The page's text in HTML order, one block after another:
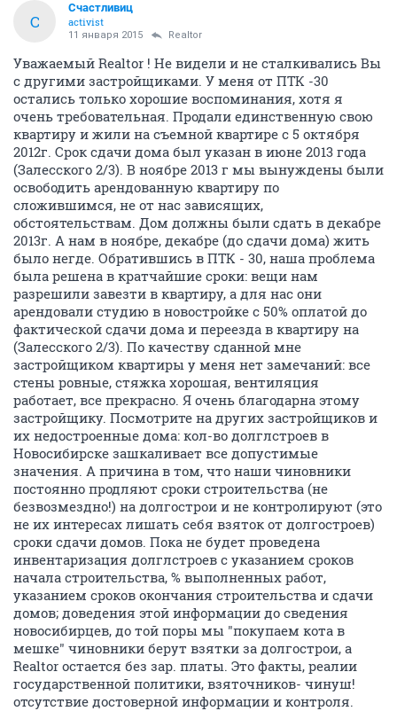
С
Счастливиц
activist
11 января 2015 Realtor
Уважаемый Realtor ! Не видели и не сталкивались Вы
с другими застройщиками. У меня от ПТК -30
остались только хорошие воспоминания, хотя я
очень требовательная. Продали единственную свою
квартиру и жили на съемной квартире с 5 октября
2012г. Срок сдачи дома был указан в июне 2013 года
(Залесского 2/3). В ноябре 2013 г мы вынуждены были
освободить арендованную квартиру по
сложившимся, не от нас зависящих,
обстоятельствам. Дом должны были сдать в декабре
2013г. А нам в ноябре, декабре (до сдачи дома) жить
было негде. Обратившись в ПТК - 30, наша проблема
была решена в кратчайшие сроки: вещи нам
разрешили завезти в квартиру, а для нас они
арендовали студию в новостройке с 50% оплатой до
фактической сдачи дома и переезда в квартиру на
(Залесского 2/3). По качеству сданной мне
застройщиком квартиры у меня нет замечаний: все
стены ровные, стяжка хорошая, вентиляция
работает, все прекрасно. Я очень благодарна этому
застройщику. Посмотрите на других застройщиков и
их недостроенные дома: кол-во долглстроев в
Новосибирске зашкаливает все допустимые
значения. А причина в том, что наши чиновники
постоянно продляют сроки строительства (не
безвозмездно!) на долгострои и не контролируют (это
не их интересах лишать себя взяток от долгостроев)
сроки сдачи домов. Пока не будет проведена
инвентаризация долглстроев с указанием сроков
начала строительства, % выполненных работ,
указанием сроков окончания строительства и сдачи
домов; доведения этой информации до сведения
новосибирцев, до той поры мы "покупаем кота в
мешке" чиновники берут взятки за долгострои, а
Realtor остается без зар. платы. Это факты, реалии
государственной политики, взяточников- чинуш!
отсутствие достоверной информации и контроля.